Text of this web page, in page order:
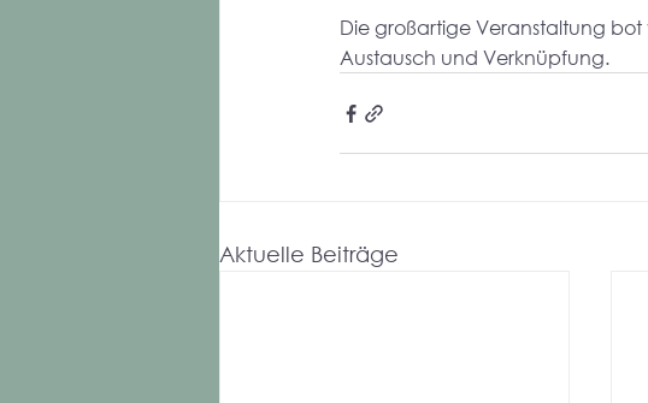
Die großartige Veranstaltung
Austausch und Verknüpfung.
Aktuelle Beiträge